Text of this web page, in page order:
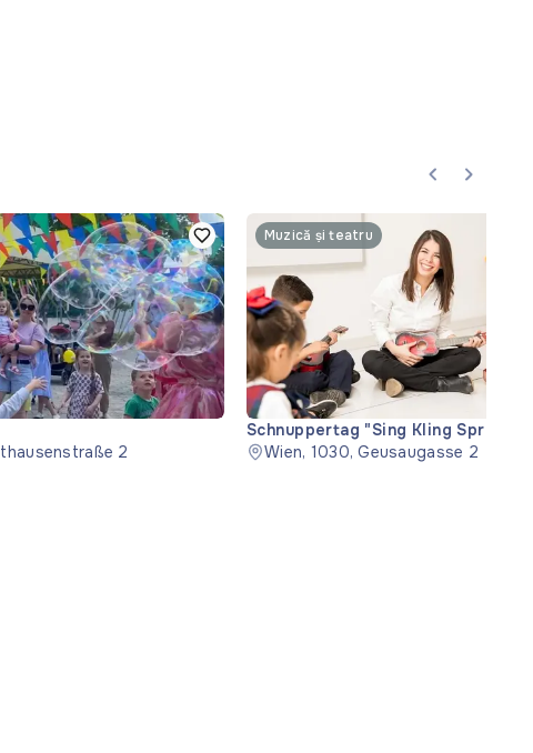
2
Muzică și teatru
Schnuppertag "Sing Kling Spring"
probă)
Wien, 1030, Geusaugasse 2